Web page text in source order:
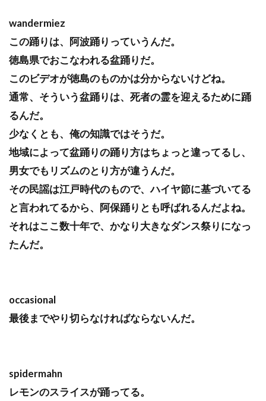
wandermiez
この踊りは、阿波踊りっていうんだ。
徳島県でおこなわれる盆踊りだ。
このビデオが徳島のものかは分からないけどね。
通常、そういう盆踊りは、死者の霊を迎えるために踊
るんだ。
少なくとも、俺の知識ではそうだ。
地域によって盆踊りの踊り方はちょっと違ってるし、
男女でもリズムのとり方が違うんだ。
その民謡は江戸時代のもので、ハイヤ節に基づいてる
と言われてるから、阿保踊りとも呼ばれるんだよね。
それはここ数十年で、かなり大きなダンス祭りになっ
たんだ。
occasional
最後までやり切らなければならないんだ。
spidermahn
レモンのスライスが踊ってる。